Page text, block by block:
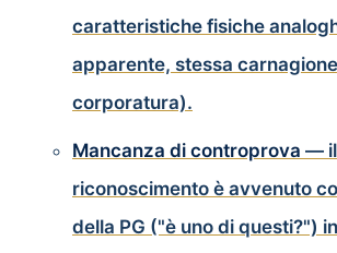
caratteristiche fisiche
apparente, stessa
corporatura).
Mancanza di controprova — il
riconoscimento è avvenuto
della PG ("è uno di questi?")